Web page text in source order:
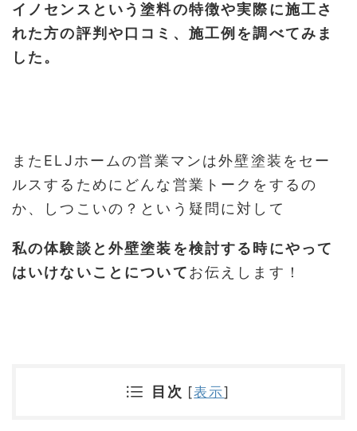
イノセンスという塗料の特徴や実際に施工さ
れた方の評判や口コミ、施工例を調べてみま
した。
またELJホームの営業マンは外壁塗装をセー
ルスするためにどんな営業トークをするの
か、しつこいの？という疑問に対して
私の体験談と外壁塗装を検討する時にやって
はいけないことについてお伝えします！
目次 [表示]